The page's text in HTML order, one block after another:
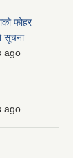
फोहर
सूचना
ago
ago